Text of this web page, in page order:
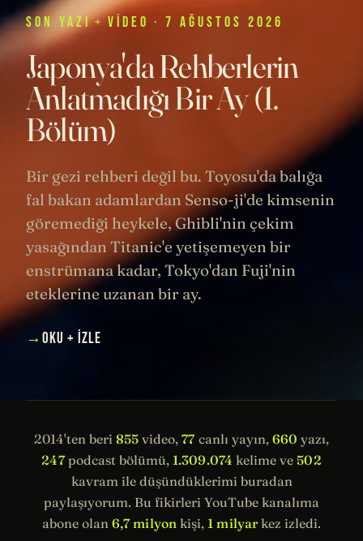
SON YAZI + VIDEO · 7 AĞUSTOS 2026
Japonya'da Rehberlerin
Anlatmadığı Bir Ay (1.
Bölüm)
Bir gezi rehberi değil bu. Toyosu'da balığa
fal bakan adamlardan Senso-ji'de kimsenin
göremediği heykele, Ghibli'nin çekim
yasağından Titanic'e yetişemeyen bir
enstrümana kadar, Tokyo'dan Fuji'nin
eteklerine uzanan bir ay.
→ OKU + İZLE
2014'ten beri 855 video,77canlı yayın, 660 yazı,
247podcast bölümü, 1.309.074 kelime ve 502
kavram ile düşündüklerimi buradan
paylaşıyorum. Bu fikirleri YouTube kanalıma
abone olan 6,7 milyon kişi, 1 milyarkez izledi.